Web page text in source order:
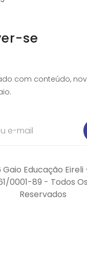
se
com conteúdo,
Educação Eireli
0001-89 - Todos
Reservados